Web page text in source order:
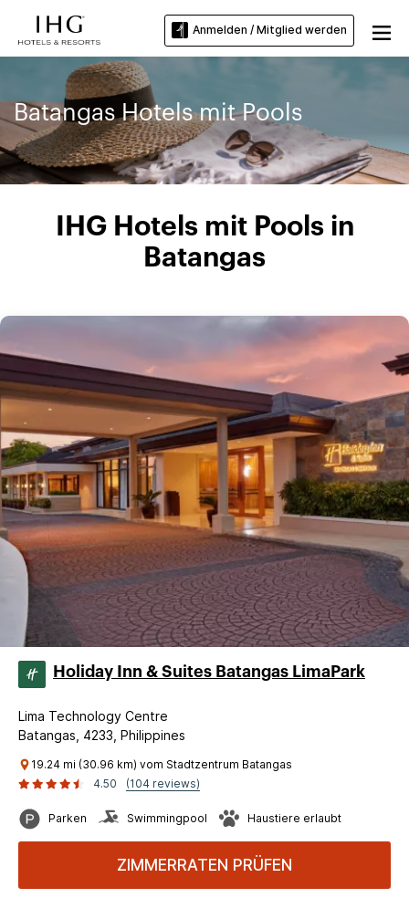
Anmelden / Mitglied werden
Batangas Hotels mit Pools
IHG Hotels mit Pools in
Batangas
Holiday Inn & Suites Batangas LimaPark
Lima Technology Centre
Batangas, 4233, Philippines
19.24 mi (30.96 km) vom Stadtzentrum Batangas
4.50
(104 reviews)
Parken Swimmingpool Haustiere erlaubt
ZIMMERRATEN PRÜFEN